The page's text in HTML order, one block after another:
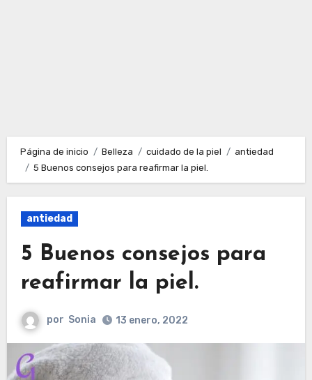
Página de inicio Belleza cuidado de la piel
antiedad
5 Buenos consejos para reafirmar la piel.
antiedad
5 Buenos consejos para
reafirmar la piel.
por Sonia 13 enero, 2022